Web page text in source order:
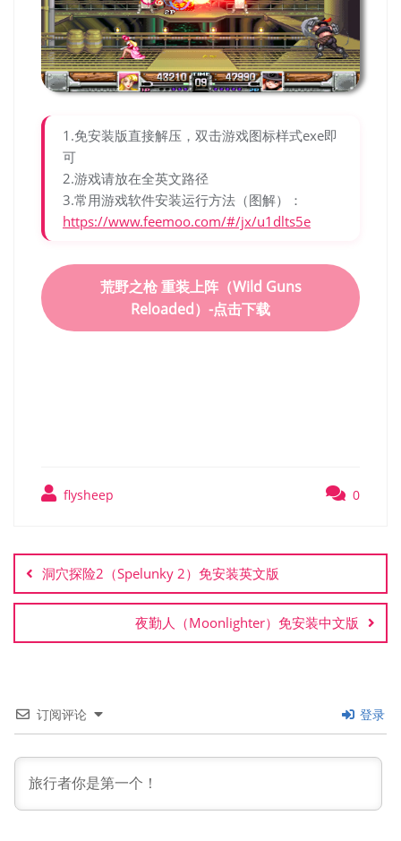
1.免安装版直接解压，双击游戏图标样式exe即
可
2.游戏请放在全英文路径
3.常用游戏软件安装运行方法（图解）：
https://www.feemoo.com/#/jx/u1dlts5e
荒野之枪 重装上阵（Wild Guns
Reloaded）-点击下载
flysheep 0
章
导
航
洞穴探险2（Spelunky 2）免安装英文版
夜勤人（Moonlighter）免安装中文版
订阅评论 登录